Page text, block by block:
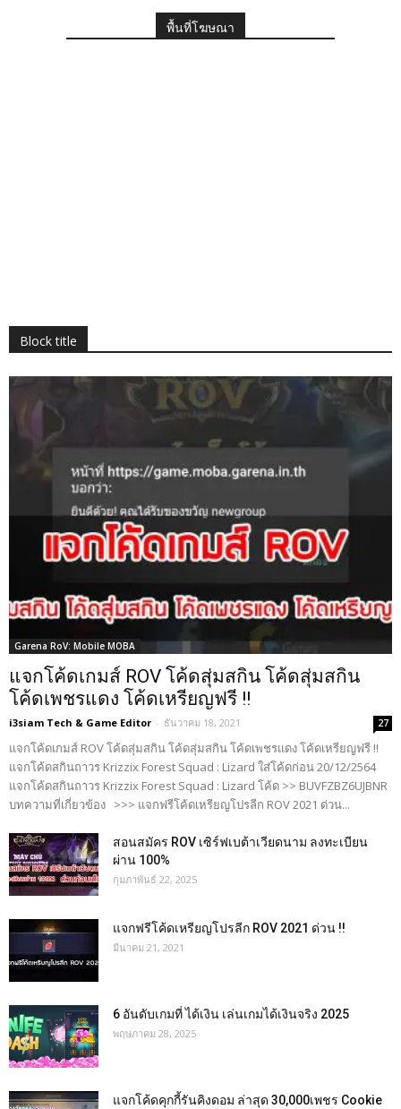
พื้นที่โฆษณา
Block title
Garena RoV: Mobile MOBA
แจกโค้ดเกมส์ ROV โค้ดสุ่มสกิน โค้ดสุ่มสกิน
โค้ดเพชรแดง โค้ดเหรียญฟรี !!
i3siam Tech & Game Editor - ธันวาคม 18, 2021 27
แจกโค้ดเกมส์ ROV โค้ดสุ่มสกิน โค้ดสุ่มสกิน โค้ดเพชรแดง โค้ดเหรียญฟรี !!
แจกโค้ดสกินถาวร Krizzix Forest Squad : Lizard ใส่โค้ดก่อน 20/12/2564
แจกโค้ดสกินถาวร Krizzix Forest Squad : Lizard โค้ด >> BUVFZBZ6UJBNR
บทความที่เกี่ยวข้อง >>> แจกฟรีโค้ดเหรียญโปรลีก ROV 2021 ด่วน...
สอนสมัคร ROV เซิร์ฟเบต้าเวียดนาม ลงทะเบียน
ผ่าน 100%
กุมภาพันธ์ 22, 2025
แจกฟรีโค้ดเหรียญโปรลีก ROV 2021 ด่วน !!
มีนาคม 21, 2021
6 อันดับเกมที่ ได้เงิน เล่นเกมได้เงินจริง 2025
พฤษภาคม 28, 2025
แจกโค้ดคุกกี้รันคิงดอม ล่าสุด 30,000เพชร Cookie